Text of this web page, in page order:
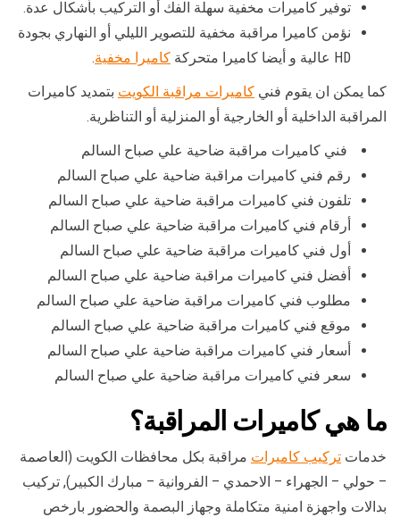
توفير كاميرات مخفية سهلة الفك أو التركيب بأشكال عدة.
نؤمن كاميرا مراقبة مخفية للتصوير الليلي أو النهاري بجودة
HD عالية و أيضا كاميرا متحركة
كاميرا مخفية.
كما يمكن ان يقوم فني كاميرات مراقبة الكويت بتمديد كاميرات
المراقبة الداخلية أو الخارجية أو المنزلية أو التناظرية.
فني كاميرات مراقبة ضاحية علي صباح السالم
رقم فني كاميرات مراقبة ضاحية علي صباح السالم
تلفون فني كاميرات مراقبة ضاحية علي صباح السالم
أرقام فني كاميرات مراقبة ضاحية علي صباح السالم
أول فني كاميرات مراقبة ضاحية علي صباح السالم
أفضل فني كاميرات مراقبة ضاحية علي صباح السالم
مطلوب فني كاميرات مراقبة ضاحية علي صباح السالم
موقع فني كاميرات مراقبة ضاحية علي صباح السالم
أسعار فني كاميرات مراقبة ضاحية علي صباح السالم
سعر فني كاميرات مراقبة ضاحية علي صباح السالم
ما هي كاميرات المراقبة؟
خدمات تركيب كاميرات مراقبة بكل محافظات الكويت (العاصمة
– حولي – الجهراء – الاحمدي – الفروانية – مبارك الكبير), تركيب
بدالات واجهزة امنية متكاملة وجهاز البصمة والحضور بارخص